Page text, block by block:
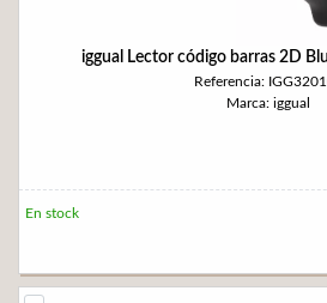
iggual Lector código barras 2D
Referencia:
Marca: iggual
En stock